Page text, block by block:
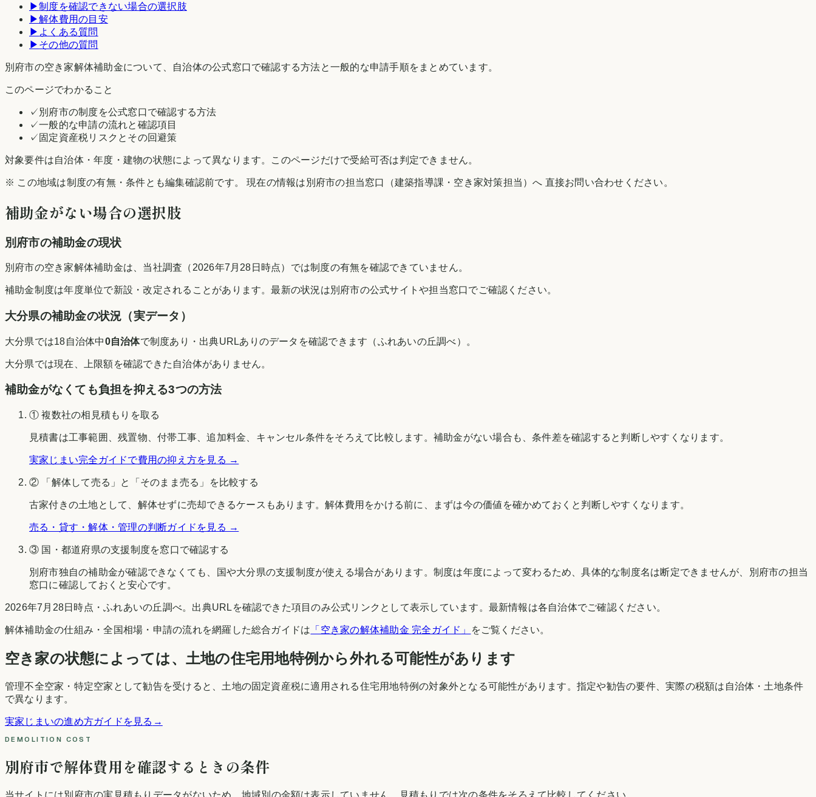
▶制度を確認できない場合の選択肢
▶解体費用の目安
▶ よくある質問
▶ その他の質問
別府市の空き家解体補助金について、自治体の公式窓口で確認する方法と一般的な申請手順をまとめています。
このページでわかること
✓ 別府市の制度を公式窓口で確認する方法
✓一般的な申請の流れと確認項目
✓ 固定資産税リスクとその回避策
対象要件は自治体・年度・建物の状態によって異なります。このページだけで受給可否は判定できません。
※ この地域は制度の有無・条件とも編集確認前です。 現在の情報は 別府市の担当窓口（建築指導課・空き家対策担当）へ 直接お問い合わせください。
補助金がない場合の選択肢
別府市の補助金の現状
別府市の空き家解体補助金は、当社調査（2026年7月28日時点）では制度の有無を確認できていません。
補助金制度は年度単位で新設・改定されることがあります。最新の状況は別府市の公式サイトや担当窓口でご確認ください。
大分県の補助金の状況（実データ）
大分県では18自治体中0自治体で制度あり・出典URLありのデータを確認できます（ふれあいの丘調べ）。
大分県では現在、上限額を確認できた自治体がありません。
補助金がなくても負担を抑える3つの方法
① 複数社の相見積もりを取る
見積書は工事範囲、残置物、付帯工事、追加料金、キャンセル条件をそろえて比較します。補助金がない場合も、条件差を確認すると判断しやすくなります。
実家じまい完全ガイドで費用の抑え方を見る →
② 「解体して売る」と「そのまま売る」を比較する
古家付きの土地として、解体せずに売却できるケースもあります。解体費用をかける前に、まずは今の価値を確かめておくと判断しやすくなります。
売る・貸す・解体・管理の判断ガイドを見る →
③ 国・都道府県の支援制度を窓口で確認する
別府市独自の補助金が確認できなくても、国や大分県の支援制度が使える場合があります。制度は年度によって変わるため、具体的な制度名は断定できませんが、 別府市の担当
窓口に確認しておくと安心です。
2026年7月28日時点 ・ふれあいの丘調べ。出典URLを確認できた項目のみ公式リンクとして表示しています。最新情報は各自治体でご確認ください。
解体補助金の仕組み・全国相場・申請の流れを網羅した総合ガイドは 「空き家の解体補助金 完全ガイド」 をご覧ください。
空き家の状態によっては、土地の住宅用地特例から外れる可能性があります
管理不全空家・特定空家として勧告を受けると、土地の固定資産税に適用される住宅用地特例の対象外となる可能性があります。指定や勧告の要件、実際の税額は自治体・土地条件
で異なります。
実家じまいの進め方ガイドを見る →
DEMOLITION COST
別府市で解体費用を確認するときの条件
当サイトには別府市の実見積もりデータがないため、地域別の金額は表示していません。見積もりでは次の条件をそろえて比較してください。